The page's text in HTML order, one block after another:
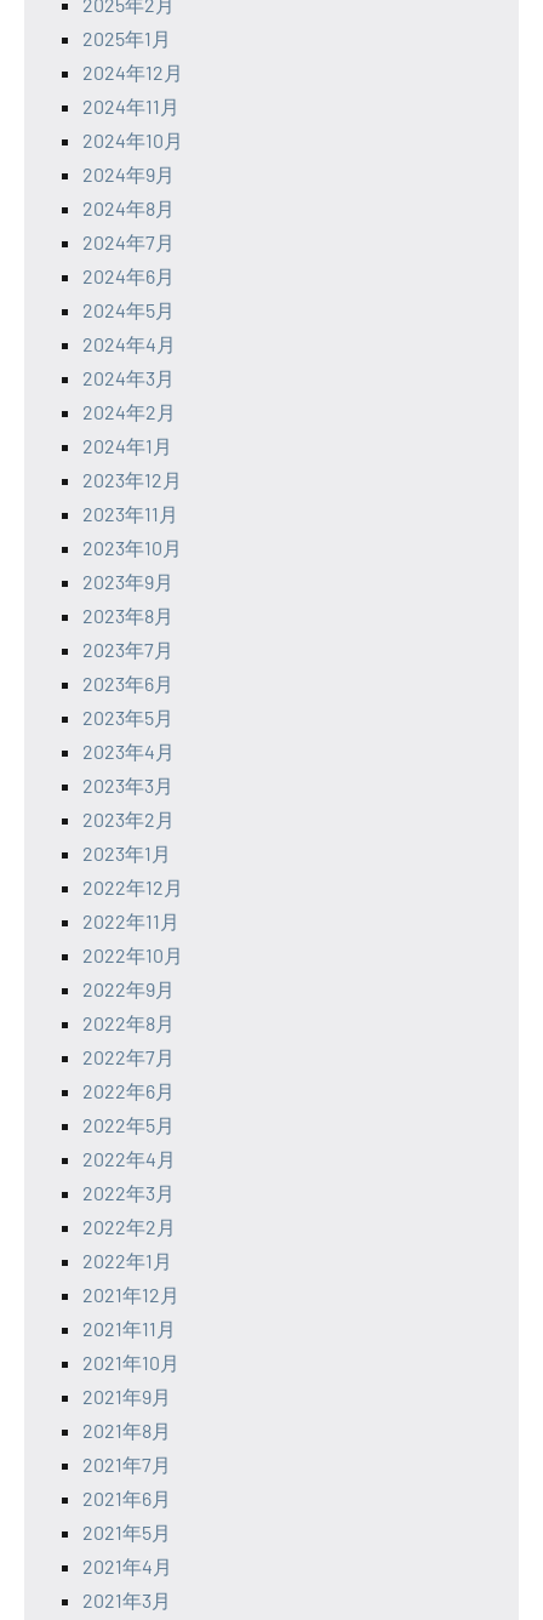
2025年1月
2024年12月
2024年11月
2024年10月
2024年9月
2024年8月
2024年7月
2024年6月
2024年5月
2024年4月
2024年3月
2024年2月
2024年1月
2023年12月
2023年11月
2023年10月
2023年9月
2023年8月
2023年7月
2023年6月
2023年5月
2023年4月
2023年3月
2023年2月
2023年1月
2022年12月
2022年11月
2022年10月
2022年9月
2022年8月
2022年7月
2022年6月
2022年5月
2022年4月
2022年3月
2022年2月
2022年1月
2021年12月
2021年11月
2021年10月
2021年9月
2021年8月
2021年7月
2021年6月
2021年5月
2021年4月
2021年3月